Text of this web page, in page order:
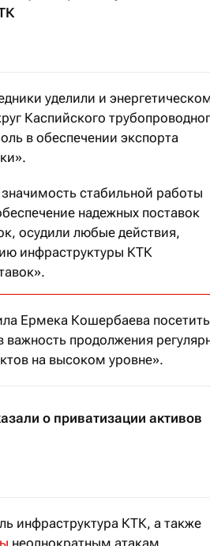
уделили и
Каспийского
в обеспечении экспорта
стабильной работы
надежных поставок
осудили любые действия,
инфраструктуры КТК
Ермека Кошербаева посетить
продолжения
на высоком уровне».
о приватизации активов
инфраструктура КТК, а также
неоднократным атакам